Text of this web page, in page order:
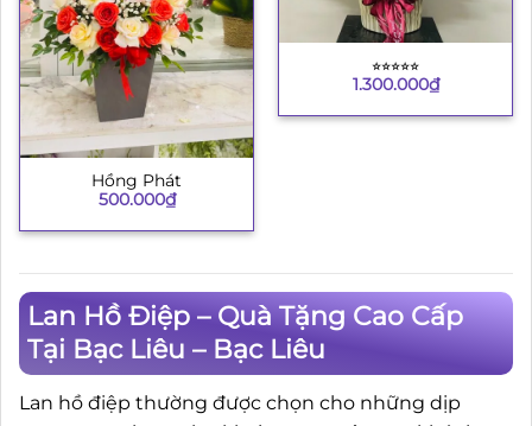
Hồng Phát
500.000₫
⭐︎⭐︎⭐︎⭐︎⭐︎
1.300.000₫
Lan Hồ Điệp – Quà Tặng Cao Cấp
Tại Bạc Liêu – Bạc Liêu
Lan hồ điệp thường được chọn cho những dịp